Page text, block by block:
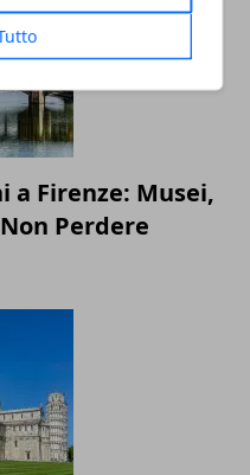
a Firenze: Musei,
Perdere